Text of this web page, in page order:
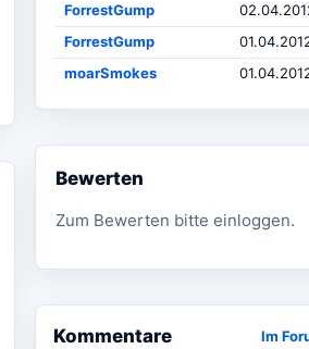
ForrestGump
ForrestGump
moarSmokes
Bewerten
Zum Bewerten bitte einloggen.
Kommentare Im